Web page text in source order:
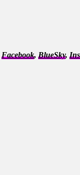
Facebook, BlueSky,